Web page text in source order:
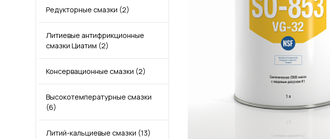
Гидравлическое масло
Масло гидравлическое ВМГЗ
Масло гидравлическое МГЕ(1)
Гидравлическое масло HVLP(5)
Масла с пищевым допуском(5)
Моторные масла оптом(74)
Масла для 4-тактных
двигателей(3)
Редукторные масла(13)
Редукторные смазки (2)
Литиевые антифрикционные
смазки Циатим (2)
Консервационные смазки (2)
Высокотемпературные смазки
(6)
Литий-кальциевые смазки (13)